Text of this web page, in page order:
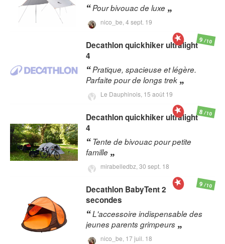
Pour bivouac de luxe
nico_be, 4 sept. 19
Decathlonquickhiker ultralight
4
Pratique, spacieuse et légère.
Parfaite pour de longs trek
Le Dauphinois, 15 août 19
9/10
Decathlonquickhiker ultralight
4
Tente de bivouac pour petite
famille
mirabelledbz, 30 sept. 18
8/10
Decathlon BabyTent 2
secondes
L'accessoire indispensable des
jeunes parents grimpeurs
nico_be, 17 juil. 18
9/10